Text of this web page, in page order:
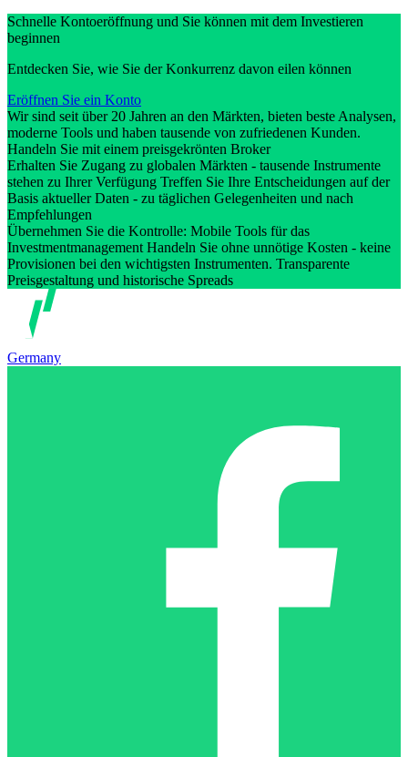
Schnelle Kontoeröffnung und Sie können mit dem Investieren
beginnen
Entdecken Sie, wie Sie der Konkurrenz davon eilen können
Eröffnen Sie ein Konto
Wir sind seit über 20 Jahren an den Märkten, bieten beste Analysen,
moderne Tools und haben tausende von zufriedenen Kunden.
Handeln Sie mit einem preisgekrönten Broker
Erhalten Sie Zugang zu globalen Märkten - tausende Instrumente
stehen zu Ihrer Verfügung Treffen Sie Ihre Entscheidungen auf der
Basis aktueller Daten - zu täglichen Gelegenheiten und nach
Empfehlungen
Übernehmen Sie die Kontrolle: Mobile Tools für das
Investmentmanagement Handeln Sie ohne unnötige Kosten - keine
Provisionen bei den wichtigsten Instrumenten. Transparente
Preisgestaltung und historische Spreads
Germany